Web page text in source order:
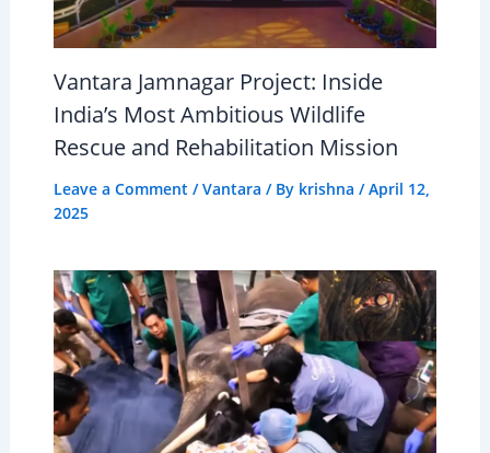
Vantara Jamnagar Project: Inside
India’s Most Ambitious Wildlife
Rescue and Rehabilitation Mission
Leave a Comment /Vantara / By krishna /April 12,
2025